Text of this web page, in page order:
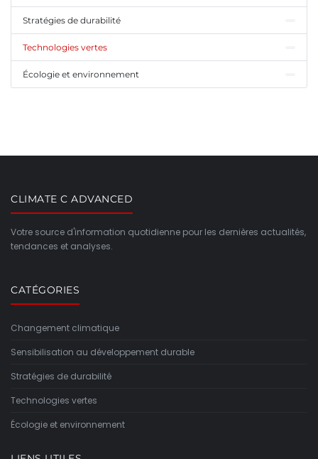
Stratégies de durabilité
Technologies vertes
Écologie et environnement
CLIMATE C ADVANCED
Votre source d'information quotidienne pour les dernières actualités,
tendances et analyses.
CATÉGORIES
Changement climatique
Sensibilisation au développement durable
Stratégies de durabilité
Technologies vertes
Écologie et environnement